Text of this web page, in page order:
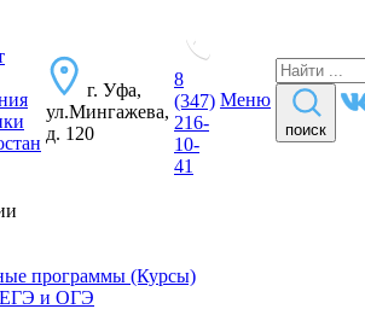
г. Уфа,
ул.Мингажева,
д. 120
8
(347)
216-
10-
41
Меню
поиск
программы (Курсы)
ЕГЭ и ОГЭ